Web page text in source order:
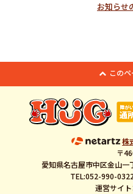
お知らせ
この
株
〒
愛知県名古屋市中区金山一
TEL:052-990-
運営サイト